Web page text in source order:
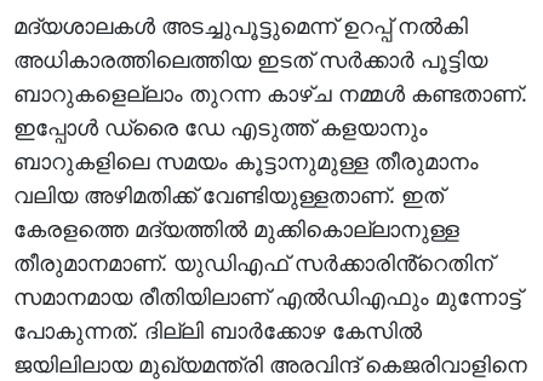
മദ്യശാലകൾ അടച്ചുപൂട്ടുമെന്ന് ഉറപ്പ് നൽകി
അധികാരത്തിലെത്തിയ ഇടത് സർക്കാർ പൂട്ടിയ
ബാറുകളെല്ലാം തുറന്ന കാഴ്ച നമ്മൾ കണ്ടതാണ്.
ഇപ്പോൾ ഡ്രൈ ഡേ എടുത്ത് കളയാനും
ബാറുകളിലെ സമയം കൂട്ടാനുമുള്ള തീരുമാനം
വലിയ അഴിമതിക്ക് വേണ്ടിയുള്ളതാണ്. ഇത്
കേരളത്തെ മദ്യത്തിൽ മുക്കികൊല്ലാനുള്ള
തീരുമാനമാണ്. യുഡിഎഫ് സർക്കാരിൻ്റെതിന്
സമാനമായ രീതിയിലാണ് എൽഡിഎഫും മുന്നോട്ട്
പോകുന്നത്. ദില്ലി ബാർക്കോഴ കേസിൽ
ജയിലിലായ മുഖ്യമന്ത്രി അരവിന്ദ് കെജരിവാളിനെ